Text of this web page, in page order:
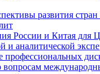
развития
России и Китая для
и аналитической
профессиональных